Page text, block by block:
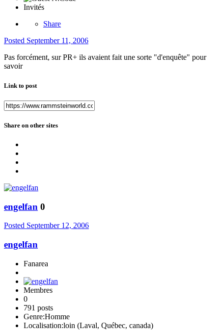
Invités
Share
Posted September 11, 2006
Pas forcément, sur PR+ ils avaient fait une sorte "d'enquête" pour
savoir
Link to post
Share on other sites
engelfan 0
Posted September 12, 2006
engelfan
Fanarea
Membres
0
791 posts
Genre:Homme
Localisation:loin (Laval, Québec, canada)